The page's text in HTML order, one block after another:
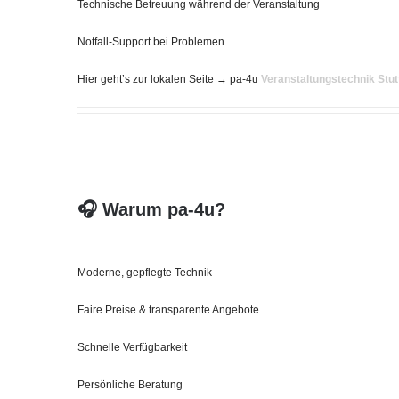
Technische Betreuung während der Veranstaltung
Notfall‑Support bei Problemen
Hier geht’s zur lokalen Seite → pa-4u Veranstaltungstechnik
🎧 Warum pa‑4u?
Moderne, gepflegte Technik
Faire Preise & transparente Angebote
Schnelle Verfügbarkeit
Persönliche Beratung